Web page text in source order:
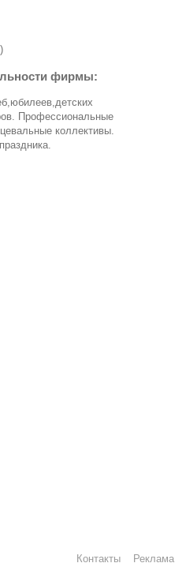
фирмы:
Профессиональные
коллективы.
Контакты Реклама